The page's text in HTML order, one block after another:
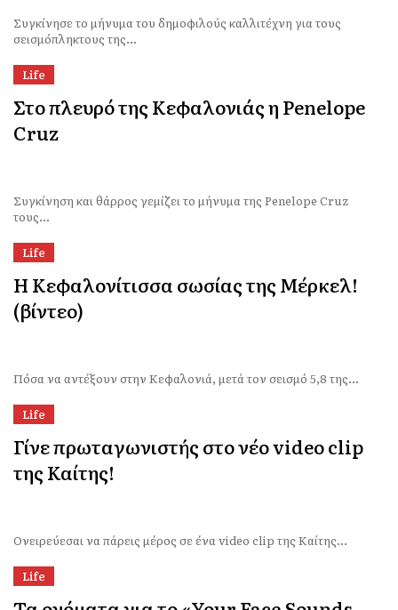
Συγκίνησε το μήνυμα του δημοφιλούς καλλιτέχνη για τους
σεισμόπληκτους της...
Life
Στο πλευρό της Κεφαλονιάς η Penelope
Cruz
Συγκίνηση και θάρρος γεμίζει το μήνυμα της Penelope Cruz
τους...
Life
Η Κεφαλονίτισσα σωσίας της Μέρκελ!
(βίντεο)
Πόσα να αντέξουν στην Κεφαλονιά, μετά τον σεισμό 5,8 της...
Life
Γίνε πρωταγωνιστής στο νέο video clip
της Καίτης!
​Ονειρεύεσαι να πάρεις μέρος σε ένα video clip της Καίτης...
Life